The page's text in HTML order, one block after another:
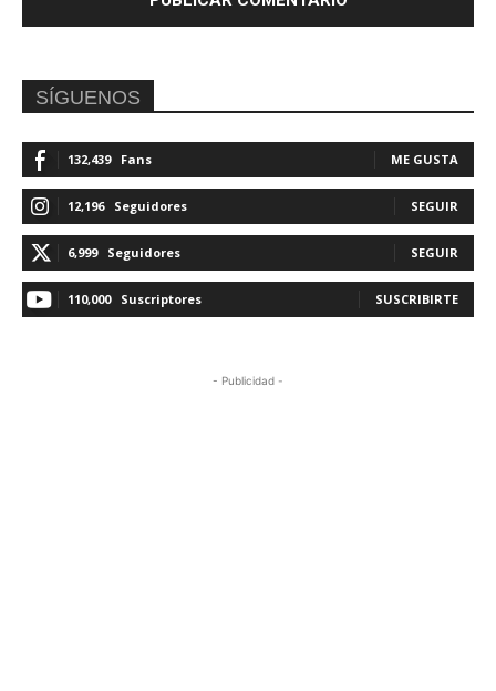
SÍGUENOS
132,439 Fans ME GUSTA
12,196 Seguidores SEGUIR
6,999 Seguidores SEGUIR
110,000 Suscriptores SUSCRIBIRTE
- Publicidad -